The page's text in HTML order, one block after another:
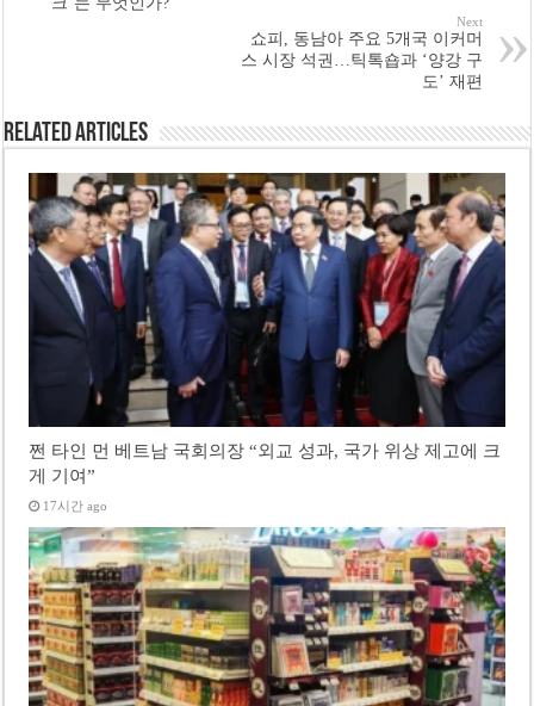
Next
쇼피, 동남아 주요 5개국 이커머
스 시장 석권…틱톡숍과 ‘양강 구
도’ 재편
Related Articles
쩐 타인 먼 베트남 국회의장 “외교 성과, 국가 위상 제고에 크
게 기여”
17시간 ago